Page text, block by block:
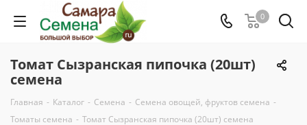
0
Томат Сызранская пипочка (20шт)
семена
Главная - Каталог - Семена - Семена овощей, фруктов семена -
Томаты семена - Томат Сызранская пипочка (20шт) семена